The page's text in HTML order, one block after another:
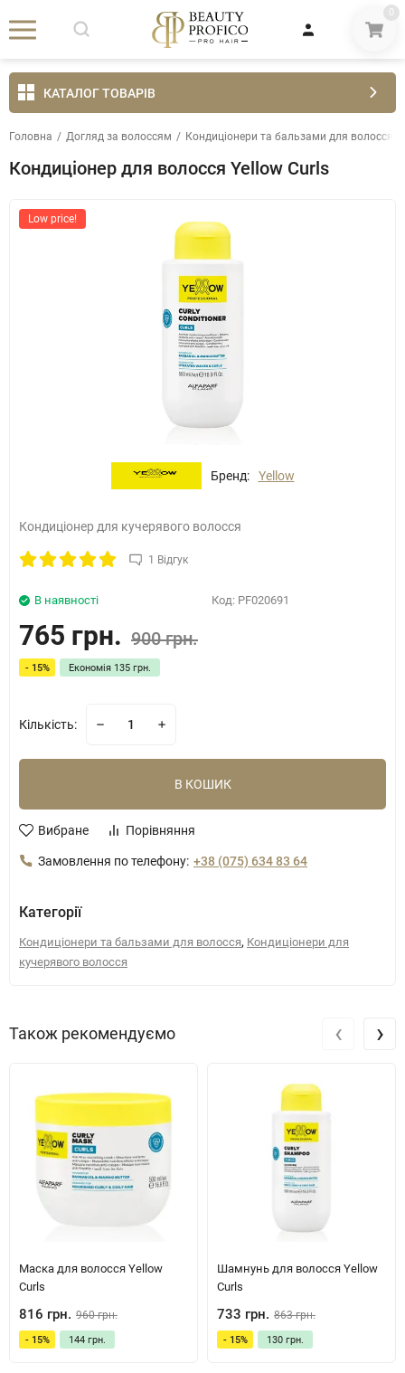
0
КАТАЛОГ ТОВАРІВ
Головна / Догляд за волоссям / Кондиціонери та бальзами для волосся
Кондиціонер для волосся Yellow Curls
Low price!
Бренд: Yellow
Кондиціонер для кучерявого волосся
1 Відгук
Код: PF020691
В наявності
765 грн. 900 грн.
- 15% Економія 135 грн.
Кількість:
В КОШИК
Вибране Порівняння
Замовлення по телефону: +38 (075) 634 83 64
Категорії
Кондиціонери та бальзами для волосся, Кондиціонери для
кучерявого волосся
Також рекомендуємо
Маска для волосся Yellow
Curls
816 грн. 960 грн.
- 15% 144 грн.
Шамнунь для волосся Yellow
Curls
733 грн. 863 грн.
- 15% 130 грн.
‹ ›